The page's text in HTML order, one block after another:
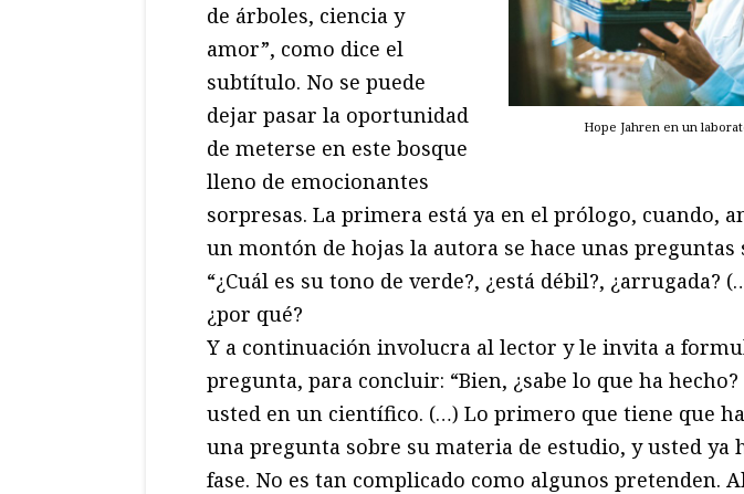
Hope Jahren en un
de árboles, ciencia y
amor”, como dice el
subtítulo. No se puede
dejar pasar la oportunidad
de meterse en este bosque
lleno de emocionantes
sorpresas. La primera está ya en el prólogo, cuando,
un montón de hojas la autora se hace unas preguntas
“¿Cuál es su tono de verde?, ¿está débil?, ¿arrugada?
¿por qué?
Y a continuación involucra al lector y le invita a
pregunta, para concluir: “Bien, ¿sabe lo que ha
usted en un científico. (…) Lo primero que tiene que
una pregunta sobre su materia de estudio, y usted ya
fase. No es tan complicado como algunos pretenden.